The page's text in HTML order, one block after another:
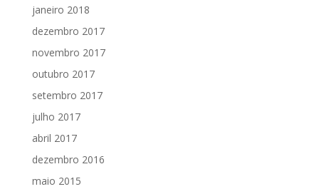
janeiro 2018
dezembro 2017
novembro 2017
outubro 2017
setembro 2017
julho 2017
abril 2017
dezembro 2016
maio 2015